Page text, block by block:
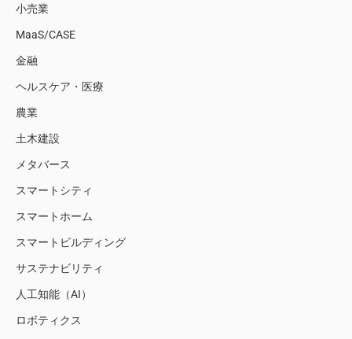
小売業
MaaS/CASE
金融
ヘルスケア・医療
農業
土木建設
メタバース
スマートシティ
スマートホーム
スマートビルディング
サステナビリティ
人工知能（AI）
ロボティクス